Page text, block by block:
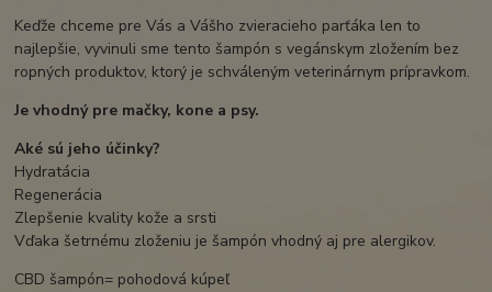
Keďže chceme pre Vás a Vášho zvieracieho parťáka len to
najlepšie, vyvinuli sme tento šampón s vegánskym zložením bez
ropných produktov, ktorý je schváleným veterinárnym prípravkom.
Je vhodný pre mačky, kone a psy.
Aké sú jeho účinky?
Hydratácia
Regenerácia
Zlepšenie kvality kože a srsti
Vďaka šetrnému zloženiu je šampón vhodný aj pre alergikov.
CBD šampón= pohodová kúpeľ